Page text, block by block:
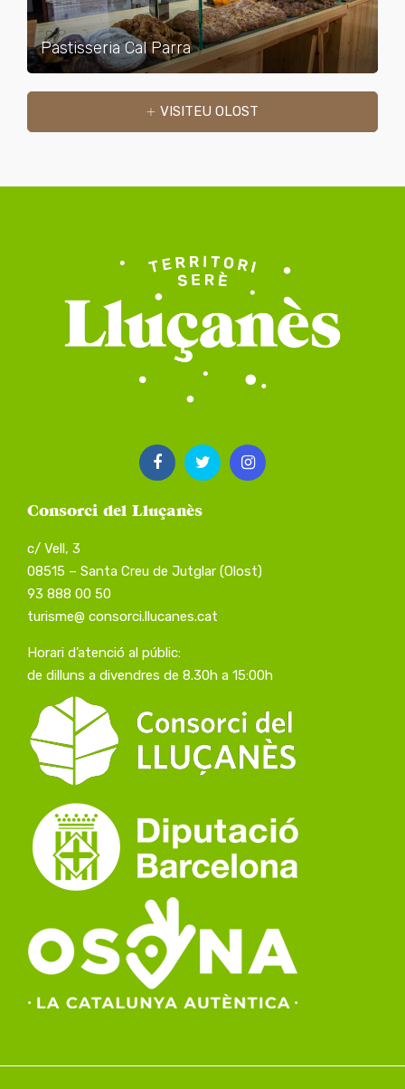
Pastisseria Cal Parra
VISITEU OLOST
Consorci del Lluçanès
c/ Vell, 3
08515 – Santa Creu de Jutglar (Olost)
93 888 00 50
turisme@ consorci.llucanes.cat
Horari d’atenció al públic:
de dilluns a divendres de 8.30h a 15:00h